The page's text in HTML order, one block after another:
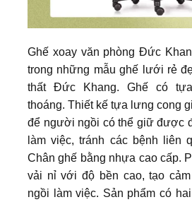
Ghế xoay văn phòng Đức
trong những mẫu ghế lưới rẻ
thất Đức Khang. Ghế có
thoáng. Thiết kế tựa lưng cong
để người ngồi có thể giữ được
làm việc, tránh các bệnh liên
Chân ghế bằng nhựa cao cấp.
vải nỉ với độ bền cao, tạo
ngồi làm việc. Sản phẩm có